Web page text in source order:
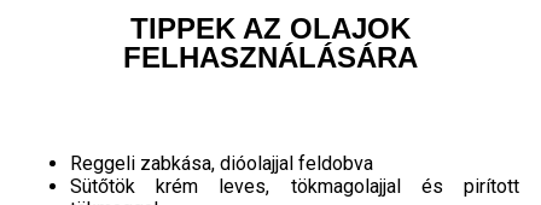
TIPPEK AZ OLAJOK
FELHASZNÁLÁSÁRA
Reggeli zabkása, dióolajjal feldobva
Sütőtök krém leves, tökmagolajjal és pirított